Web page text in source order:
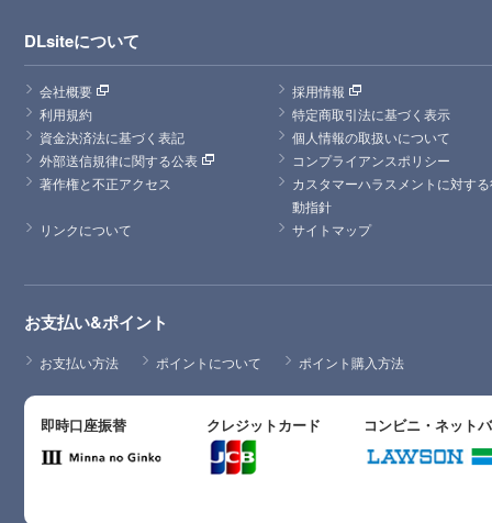
DLsiteについて
会社概要
採用情報
利用規約
特定商取引法に基づく表示
資金決済法に基づく表記
個人情報の取扱いについて
外部送信規律に関する公表
コンプライアンスポリシー
著作権と不正アクセス
カスタマーハラスメントに対す
動指針
リンクについて
サイトマップ
お支払い&ポイント
お支払い方法 ポイントについて ポイント購入方法
即時口座振替 クレジットカード コンビニ・ネット